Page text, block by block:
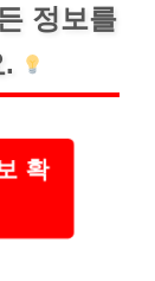
정보를
확